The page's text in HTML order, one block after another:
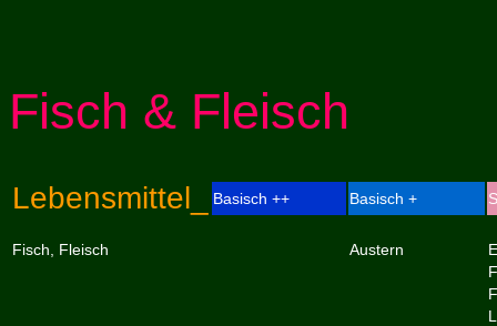
Fisch & Fleisch
Lebensmittel_ Basisch ++ Basisch +
Fisch, Fleisch Austern